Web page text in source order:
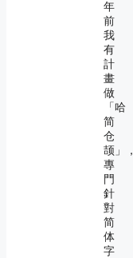
年
前
我
有
計
畫
做
「哈
简
仓
颉」，
專
門
針
對
简
体
字